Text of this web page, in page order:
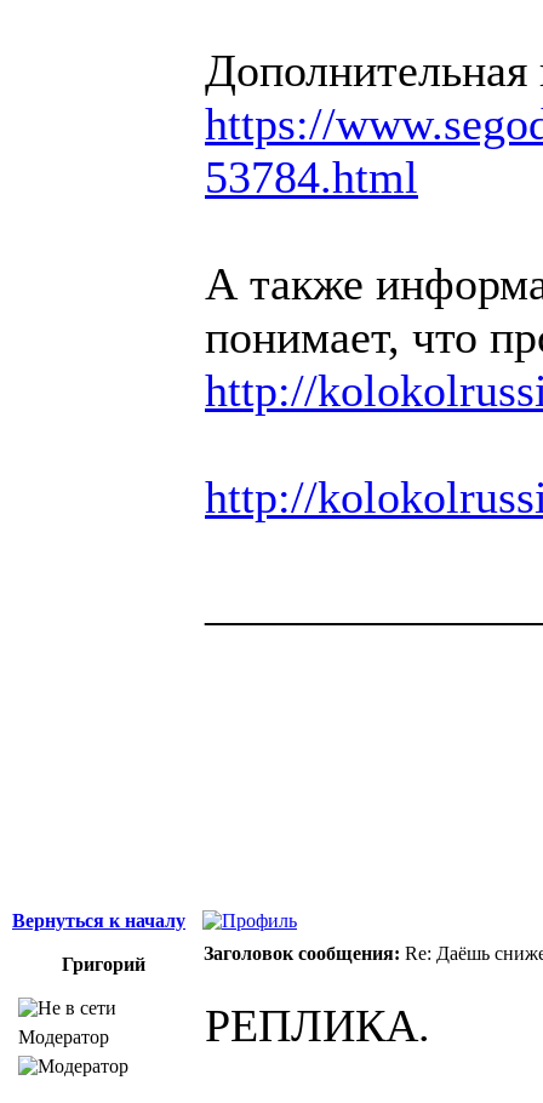
https://
53784.html
А также
понимает, что
http://
http://
Вернуться к началу
Григорий
Заголовок сообщения: Re: Даёшь
Модератор РЕПЛИКА.